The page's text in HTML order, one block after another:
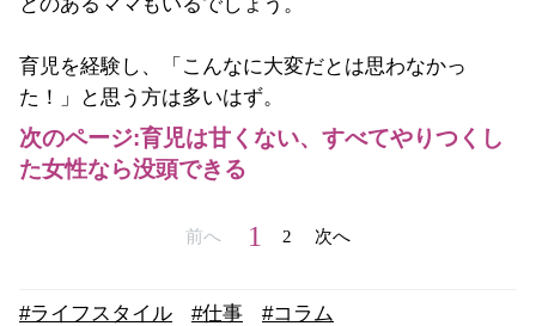
育児を経験し、「こんなに大変だとは思わなかっ
た！」と思う方は多いはず。
次のページ:育児は甘くない、すべてやりつくし
た女性なら没頭できる
前へ 1 2 次へ
#ライフスタイル #仕事 #コラム